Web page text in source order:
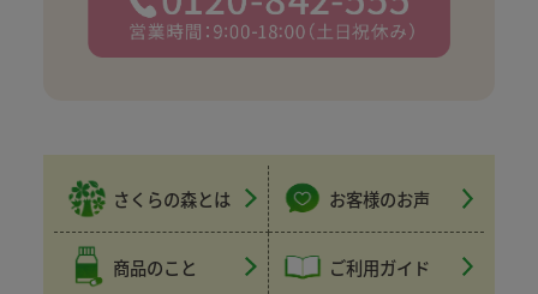
さくらの森とは お客様のお声
商品のこと ご利用ガイド